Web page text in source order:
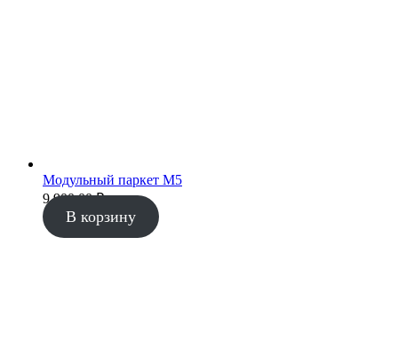
Модульный паркет М5
9 900.00₽
В корзину